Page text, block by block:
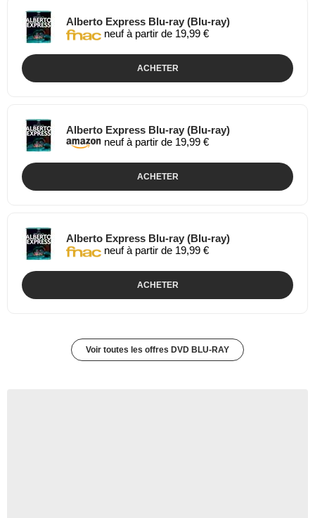
Alberto Express Blu-ray (Blu-ray)
neuf à partir de 19,99 €
ACHETER
Alberto Express Blu-ray (Blu-ray)
neuf à partir de 19,99 €
ACHETER
Alberto Express Blu-ray (Blu-ray)
neuf à partir de 19,99 €
ACHETER
Voir toutes les offres DVD BLU-RAY